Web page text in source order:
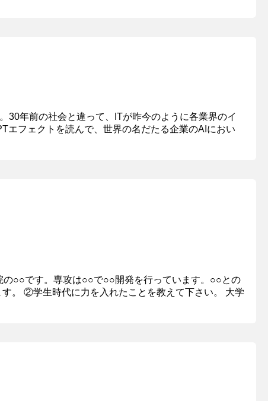
30年前の社会と違って、ITが昨今のように各業界のイ
エフェクトを読んで、世界の名だたる企業のAIにおい
○○です。専攻は○○で○○開発を行っています。○○との
。 ②学生時代に力を入れたことを教えて下さい。 大学